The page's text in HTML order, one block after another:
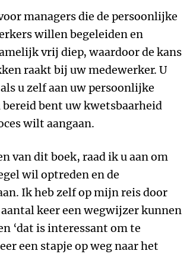
managers die de persoonlijke
willen begeleiden en
vrij diep, waardoor de kans
raakt bij uw medewerker. U
u zelf aan uw persoonlijke
bent uw kwetsbaarheid
wilt aangaan.
van dit boek, raad ik u aan om
wil optreden en de
Ik heb zelf op mijn reis door
aantal keer een wegwijzer kunnen
‘dat is interessant om te
een stapje op weg naar het